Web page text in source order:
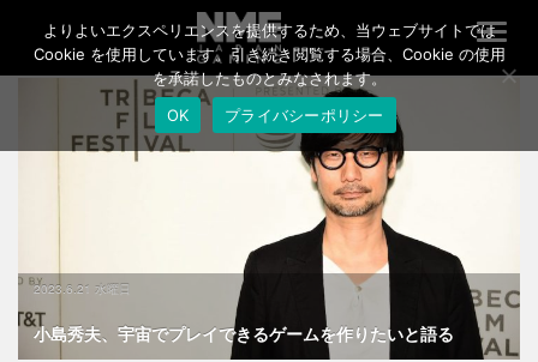
T
o
g
t
i
o
2023.6.21 水曜日
小島秀夫、宇宙でプレイできるゲームを作りたいと語る
よりよいエクスペリエンスを提供するため、当ウェブサイトでは
Cookie を使用しています。引き続き閲覧する場合、Cookie の使用
を承諾したものとみなされます。
OK
プライバシーポリシー